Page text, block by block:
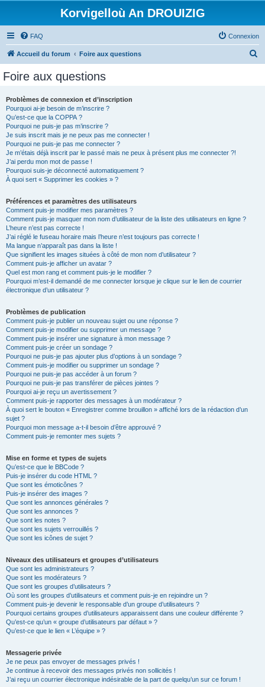
Korvigelloù An DROUIZIG
FAQ Connexion
Accueil du forum Foire aux questions
Foire aux questions
Problèmes de connexion et d’inscription
Pourquoi ai-je besoin de m’inscrire ?
Qu’est-ce que la COPPA ?
Pourquoi ne puis-je pas m’inscrire ?
Je suis inscrit mais je ne peux pas me connecter !
Pourquoi ne puis-je pas me connecter ?
Je m’étais déjà inscrit par le passé mais ne peux à présent plus me connecter ?!
J’ai perdu mon mot de passe !
Pourquoi suis-je déconnecté automatiquement ?
À quoi sert « Supprimer les cookies » ?
Préférences et paramètres des utilisateurs
Comment puis-je modifier mes paramètres ?
Comment puis-je masquer mon nom d’utilisateur de la liste des utilisateurs en ligne ?
L’heure n’est pas correcte !
J’ai réglé le fuseau horaire mais l’heure n’est toujours pas correcte !
Ma langue n’apparaît pas dans la liste !
Que signifient les images situées à côté de mon nom d’utilisateur ?
Comment puis-je afficher un avatar ?
Quel est mon rang et comment puis-je le modifier ?
Pourquoi m’est-il demandé de me connecter lorsque je clique sur le lien de courrier
électronique d’un utilisateur ?
Problèmes de publication
Comment puis-je publier un nouveau sujet ou une réponse ?
Comment puis-je modifier ou supprimer un message ?
Comment puis-je insérer une signature à mon message ?
Comment puis-je créer un sondage ?
Pourquoi ne puis-je pas ajouter plus d’options à un sondage ?
Comment puis-je modifier ou supprimer un sondage ?
Pourquoi ne puis-je pas accéder à un forum ?
Pourquoi ne puis-je pas transférer de pièces jointes ?
Pourquoi ai-je reçu un avertissement ?
Comment puis-je rapporter des messages à un modérateur ?
À quoi sert le bouton « Enregistrer comme brouillon » affiché lors de la rédaction d’un
sujet ?
Pourquoi mon message a-t-il besoin d’être approuvé ?
Comment puis-je remonter mes sujets ?
Mise en forme et types de sujets
Qu’est-ce que le BBCode ?
Puis-je insérer du code HTML ?
Que sont les émoticônes ?
Puis-je insérer des images ?
Que sont les annonces générales ?
Que sont les annonces ?
Que sont les notes ?
Que sont les sujets verrouillés ?
Que sont les icônes de sujet ?
Niveaux des utilisateurs et groupes d’utilisateurs
Que sont les administrateurs ?
Que sont les modérateurs ?
Que sont les groupes d’utilisateurs ?
Où sont les groupes d’utilisateurs et comment puis-je en rejoindre un ?
Comment puis-je devenir le responsable d’un groupe d’utilisateurs ?
Pourquoi certains groupes d’utilisateurs apparaissent dans une couleur différente ?
Qu’est-ce qu’un « groupe d’utilisateurs par défaut » ?
Qu’est-ce que le lien « L’équipe » ?
Messagerie privée
Je ne peux pas envoyer de messages privés !
Je continue à recevoir des messages privés non sollicités !
J’ai reçu un courrier électronique indésirable de la part de quelqu’un sur ce forum !